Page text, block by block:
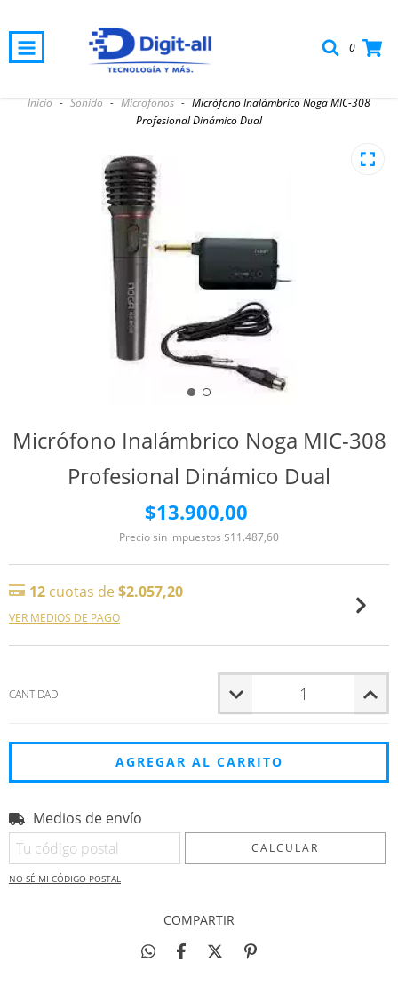
0
🚚 Envíos en el día en Rosario
Inicio - Sonido - Microfonos - Micrófono Inalámbrico Noga MIC-308
Profesional Dinámico Dual
Micrófono Inalámbrico Noga MIC-308
Profesional Dinámico Dual
$13.900,00
Precio sin impuestos $11.487,60
12 cuotas de $2.057,20
VER MEDIOS DE PAGO
CANTIDAD
Entregas para el CP:
Medios de envío
CALCULAR
NO SÉ MI CÓDIGO POSTAL
COMPARTIR